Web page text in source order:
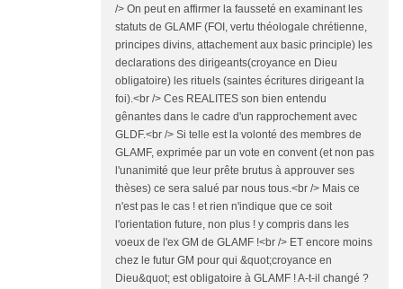
/> On peut en affirmer la fausseté en examinant les
statuts de GLAMF (FOI, vertu théologale chrétienne,
principes divins, attachement aux basic principle) les
declarations des dirigeants(croyance en Dieu
obligatoire) les rituels (saintes écritures dirigeant la
foi).<br /> Ces REALITES son bien entendu
gênantes dans le cadre d'un rapprochement avec
GLDF.<br /> Si telle est la volonté des membres de
GLAMF, exprimée par un vote en convent (et non pas
l'unanimité que leur prête brutus à approuver ses
thèses) ce sera salué par nous tous.<br /> Mais ce
n'est pas le cas ! et rien n'indique que ce soit
l'orientation future, non plus ! y compris dans les
voeux de l'ex GM de GLAMF !<br /> ET encore moins
chez le futur GM pour qui &quot;croyance en
Dieu&quot; est obligatoire à GLAMF ! A-t-il changé ?